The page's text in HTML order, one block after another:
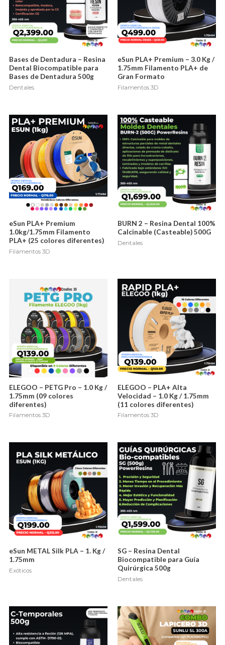
Bases de Dentadura – Resina
Dental Biocompatible para
Bases de Dentadura 500g
Dentales
eSun PLA+ Premium – 3.0 Kg /
1.75mm Filamento PLA+ de
Gran Formato
Filamentos 3D
eSun PLA+ Premium
1.0kg/1.75mm Filamento
PLA+ (25 colores diferentes)
Filamentos 3D
BURN 2 – Resina Dental 100%
Calcinable (Casteable) 500G
Dentales
ELEGOO – PETG Pro – 1.0 Kg /
1.75mm (09 colores
diferentes)
Filamentos 3D
ELEGOO – PLA+ Alta
Velocidad – 1.0 Kg / 1.75mm
(11 colores diferentes)
Filamentos 3D
eSun METAL Silk PLA – 1. Kg /
1.75mm
Exóticos
SG – Resina Dental
Biocompatible para Guía
Quirúrgica 500g
Dentales